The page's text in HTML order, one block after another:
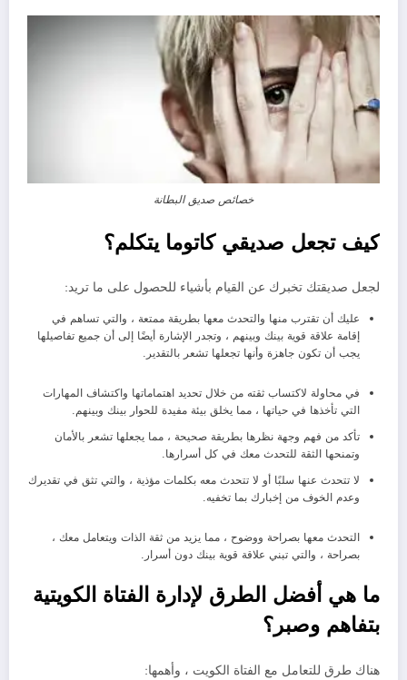
خصائص صديق البطانة
كيف تجعل صديقي كاتوما يتكلم؟
لجعل صديقتك تخبرك عن القيام بأشياء للحصول على ما تريد:
عليك أن تقترب منها والتحدث معها بطريقة ممتعة ، والتي تساهم في
إقامة علاقة قوية بينك وبينهم ، وتجدر الإشارة أيضًا إلى أن جميع تفاصيلها
يجب أن تكون جاهزة وأنها تجعلها تشعر بالتقدير.
في محاولة لاكتساب ثقته من خلال تحديد اهتماماتها واكتشاف المهارات
التي تأخذها في حياتها ، مما يخلق بيئة مفيدة للحوار بينك وبينهم.
تأكد من فهم وجهة نظرها بطريقة صحيحة ، مما يجعلها تشعر بالأمان
وتمنحها الثقة للتحدث معك في كل أسرارها.
لا تتحدث عنها سلبًا أو لا تتحدث معه بكلمات مؤذية ، والتي تثق في تقديرك
وعدم الخوف من إخبارك بما تخفيه.
التحدث معها بصراحة ووضوح ، مما يزيد من ثقة الذات ويتعامل معك ،
بصراحة ، والتي تبني علاقة قوية بينك دون أسرار.
ما هي أفضل الطرق لإدارة الفتاة الكويتية
بتفاهم وصبر؟
هناك طرق للتعامل مع الفتاة الكويت ، وأهمها: